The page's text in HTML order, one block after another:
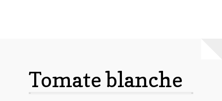
ContactTomate blanche